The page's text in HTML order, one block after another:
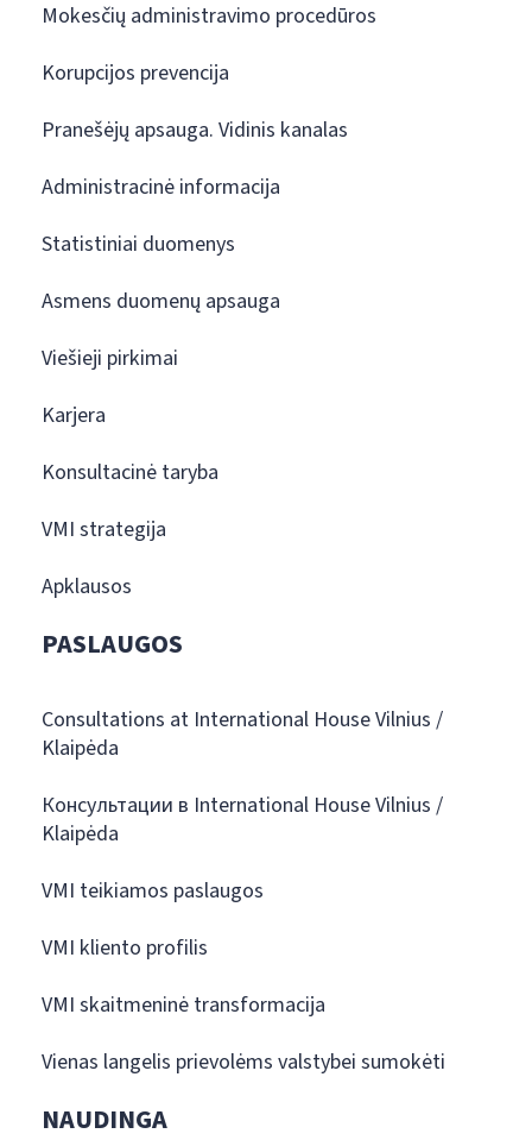
Mokesčių administravimo procedūros
Korupcijos prevencija
Pranešėjų apsauga. Vidinis kanalas
Administracinė informacija
Statistiniai duomenys
Asmens duomenų apsauga
Viešieji pirkimai
Karjera
Konsultacinė taryba
VMI strategija
Apklausos
PASLAUGOS
Consultations at International House Vilnius /
Klaipėda
Консультации в International House Vilnius /
Klaipėda
VMI teikiamos paslaugos
VMI kliento profilis
VMI skaitmeninė transformacija
Vienas langelis prievolėms valstybei sumokėti
NAUDINGA